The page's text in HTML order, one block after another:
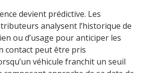
devient prédictive. Les
analysent l’historique de
ou d’usage pour anticiper les
contact peut être pris
véhicule franchit un seuil